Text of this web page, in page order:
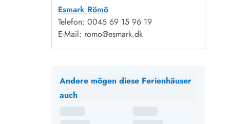
Esmark Römö
Telefon: 0045 69 15 96 19
E-Mail: romo@esmark.dk
Andere mögen diese Ferienhäuser
auch